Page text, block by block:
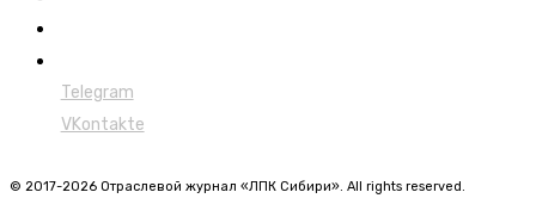
Telegram
VKontakte
© 2017-2026 Отраслевой журнал «ЛПК Сибири». All rights reserved.